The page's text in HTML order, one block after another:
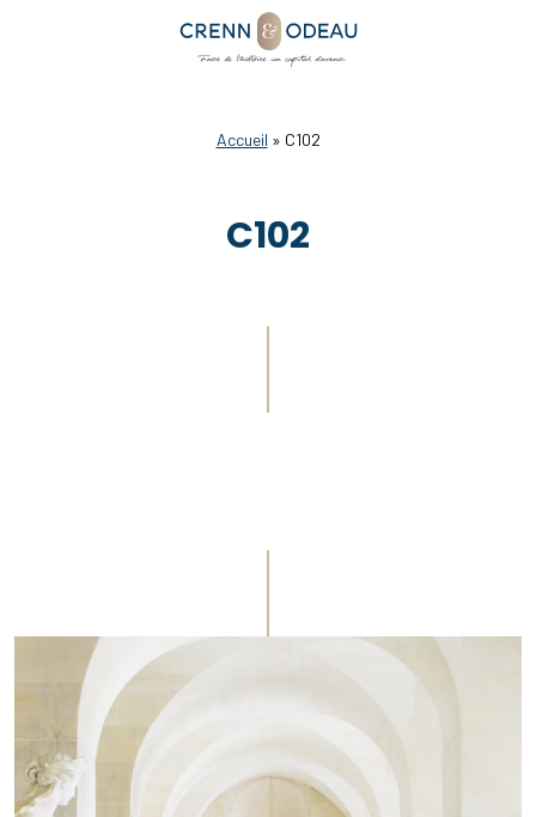
Accueil » C102
C102